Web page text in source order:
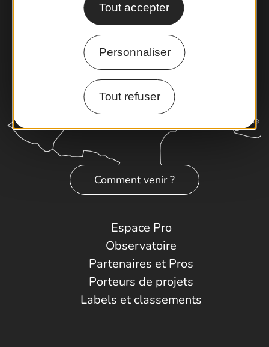
Tout accepter
Personnaliser
Tout refuser
Comment venir ?
Espace Pro
Observatoire
Partenaires et Pros
Porteurs de projets
Labels et classements